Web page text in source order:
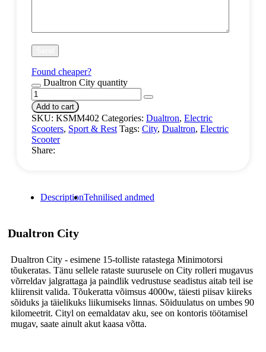
Found cheaper?
Dualtron City quantity
Add to cart
SKU: KSMM402 Categories: Dualtron, Electric
Scooters, Sport & Rest Tags: City, Dualtron, Electric
Scooter
Share:
DescriptionTehnilised andmed
Dualtron City
Dualtron City - esimene 15-tolliste ratastega Minimotorsi
tõukeratas. Tänu sellele rataste suurusele on City rolleri mugavus
võrreldav jalgrattaga ja paindlik vedrustuse seadistus aitab teil ise
kliirensit valida. Tõukeratta võimsus 4000w, täiesti piisav kiireks
sõiduks ja täielikuks liikumiseks linnas. Sõiduulatus on umbes 90
kilomeetrit. Cityl on eemaldatav aku, see on kontoris töötamisel
mugav, saate ainult akut kaasa võtta.